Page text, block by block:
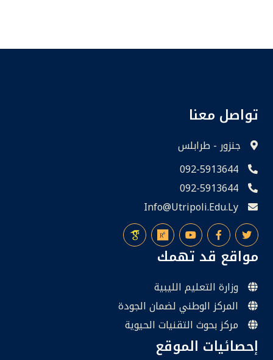
تواصل معنا
جنزور - طرابلس
092-5913644
092-5913644
Info@utripoli.edu.ly
مواقع قد تهمك
وزارة التعليم الليبية
المركز الوطني لضمان الجودة
مركز بحوث التقنيات الحيوية
إحصائيات الموقع